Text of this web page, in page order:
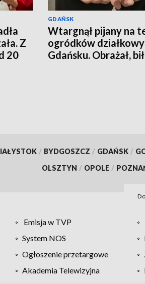
Z
20
GDAŃSK
Wtargnął pijany na
ogródków
Gdańsku. Obrażał,
/ BYDGOSZCZ / GDAŃSK /
OLSZTYN / OPOLE /
Emisja w TVP
System NOS
Ogłoszenie przetargowe
Akademia Telewizyjna